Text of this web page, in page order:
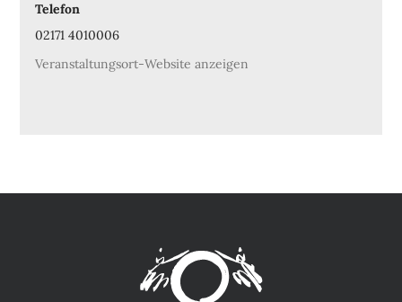
Telefon
02171 4010006
Veranstaltungsort-Website anzeigen